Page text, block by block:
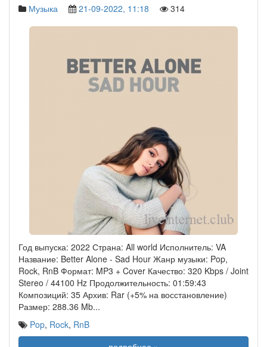
Музыка 21-09-2022, 11:18 314
Год выпуска: 2022 Страна: All world Исполнитель: VA
Название: Better Alone - Sad Hour Жанр музыки: Pop,
Rock, RnB Формат: MP3 + Cover Качество: 320 Kbps / Joint
Stereo / 44100 Hz Продолжительность: 01:59:43
Композиций: 35 Архив: Rar (+5% на восстановление)
Размер: 288.36 Mb...
Pop, Rock, RnB